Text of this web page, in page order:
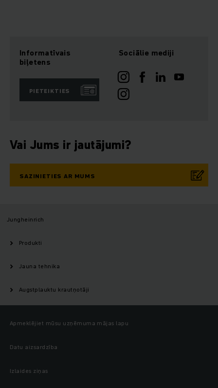
Informatīvais
biļetens
PIETEIKTIES
Sociālie mediji
Vai Jums ir jautājumi?
SAZINIETIES AR MUMS
Jungheinrich
Produkti
Jauna tehnika
Augstplauktu krautņotāji
Apmeklējiet mūsu uzņēmuma mājas lapu
Datu aizsardzība
Izlaides ziņas